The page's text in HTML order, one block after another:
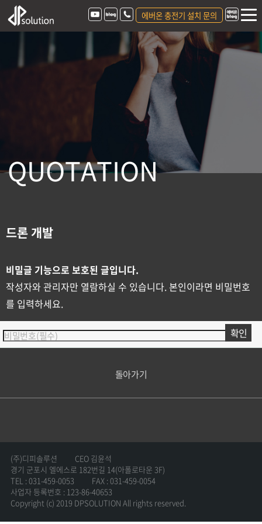
에버온 충전기 설치 문의
QUOTATION
드론 개발
비밀글 기능으로 보호된 글입니다.
작성자와 관리자만 열람하실 수 있습니다. 본인이라면 비밀번호
를 입력하세요.
돌아가기
(주)디피솔루션
CEO 김윤석
경기 군포시 엘에스로 182번길 14(아폴로타운 3F)
TEL : 031-459-0053
FAX : 031-459-0054
사업자 등록번호 : 123-86-40653
Copyright (c) 2019 DPSOLUTION All rights reserved.